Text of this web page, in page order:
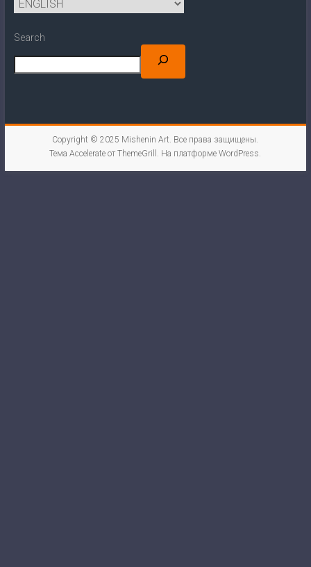
Search
Copyright © 2025 Mishenin Art. Все права защищены.
ТемаAccelerate от ThemeGrill. На платформеWordPress.